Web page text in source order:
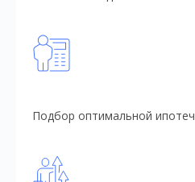
Подбор оптимальной